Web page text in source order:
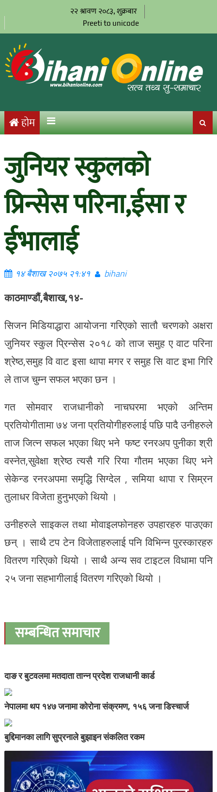
२२ श्रावण २०८३, शुक्रबार
Preeti to unicode
होम
जुनियर स्कुलको
प्रिन्सेस परिना,ईसा र
ईभालाई
१४ बैशाख २०७५ २१:४१ bihani
काठमाण्डौं,बैशाख,१४-
सिजन मिडियाद्धारा आयोजना गरिएको सातौ चरणको अक्षरा
जुनियर स्कुल प्रिन्सेस २०१८ को ताज समुह ए वाट परिना
श्रेष्ठ,समुह वि वाट इसा थापा मगर र समुह सि वाट इभा गिरि
ले ताज चुम्न सफल भएका छन ।
गत सोमवार राजधानीको नाचघरमा भएको अन्तिम
प्रतियोगीतामा ७४ जना प्रतियोगीहरुलाई पछि पादै उनीहरुले
ताज जित्न सफल भएका थिए भने फष्ट रनरअप पुनीका श्री
वस्नेत,सुवेक्षा श्रेष्ठ त्यसै गरि रिया गौतम भएका थिए भने
सेकेन्ड रनरअपमा समृद्धि सिग्देल , समिया थापा र सिम्रन
तुलाधर विजेता हुनुभएको थियो ।
उनीहरुले साइकल तथा मोवाइलफोनहरु उपहारहरु पाउएका
छन् । साथै टप टेन विजेताहरुलाई पनि विभिन्न पुरस्कारहरु
वितरण गरिएको थियो । साथै अन्य सव टाइटल विधामा पनि
२५ जना सहभागीलाई वितरण गरिएको थियो ।
सम्बन्धित समाचार
दाङ र बुटवलमा मतदाता तान्न प्रदेश राजधानी कार्ड
नेपालमा थप १४७ जनामा कोरोना संक्रमण, १५६ जना डिस्चार्ज
बुद्दिमानका लागि सुप्रनाले बुझाइन संकलित रकम